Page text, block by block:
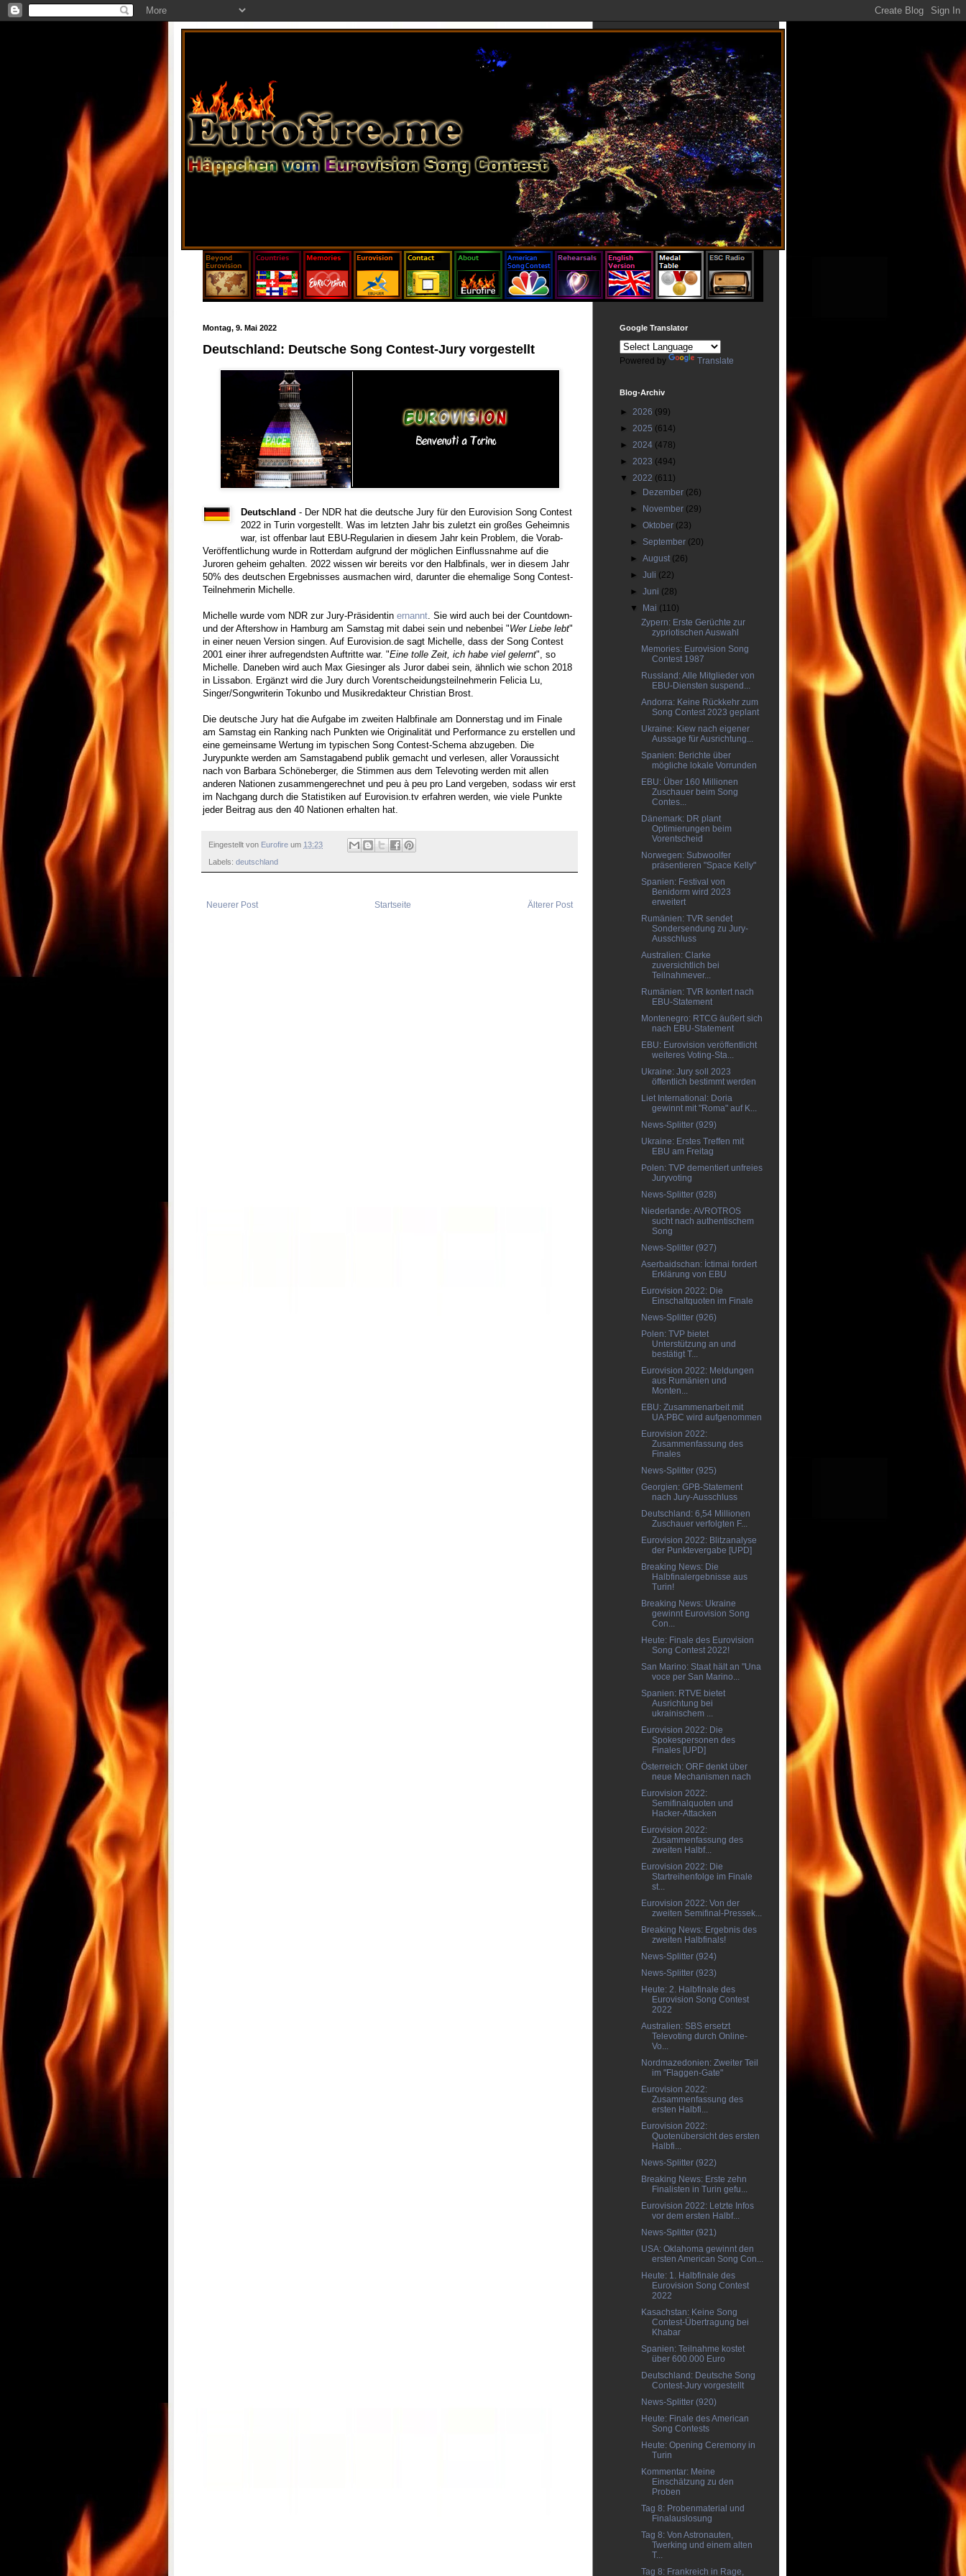
Montag, 9. Mai 2022
Deutschland: Deutsche Song Contest-Jury vorgestellt
Deutschland- Der NDR hat die deutsche Jury für den Eurovision Song Contest
2022 in Turin vorgestellt. Was im letzten Jahr bis zuletzt ein großes Geheimnis
war, ist offenbar laut EBU-Regularien in diesem Jahr kein Problem, die Vorab-
Veröffentlichung wurde in Rotterdam aufgrund der möglichen Einflussnahme auf die
Juroren geheim gehalten. 2022 wissen wir bereits vor den Halbfinals, wer in diesem Jahr
50% des deutschen Ergebnisses ausmachen wird, darunter die ehemalige Song Contest-
Teilnehmerin Michelle.
Michelle wurde vom NDR zur Jury-Präsidentin ernannt . Sie wird auch bei der Countdown-
und der Aftershow in Hamburg am Samstag mit dabei sein und nebenbei "Wer Liebe lebt"
in einer neuen Version singen. Auf Eurovision.de sagt Michelle, dass der Song Contest
2001 einer ihrer aufregendsten Auftritte war. "Eine tolle Zeit, ich habe viel gelernt", so
Michelle. Daneben wird auch Max Giesinger als Juror dabei sein, ähnlich wie schon 2018
in Lissabon. Ergänzt wird die Jury durch Vorentscheidungsteilnehmerin Felicia Lu,
Singer/Songwriterin Tokunbo und Musikredakteur Christian Brost.
Die deutsche Jury hat die Aufgabe im zweiten Halbfinale am Donnerstag und im Finale
am Samstag ein Ranking nach Punkten wie Originalität und Performance zu erstellen und
eine gemeinsame Wertung im typischen Song Contest-Schema abzugeben. Die
Jurypunkte werden am Samstagabend publik gemacht und verlesen, aller Voraussicht
nach von Barbara Schöneberger, die Stimmen aus dem Televoting werden mit allen
anderen Nationen zusammengerechnet und peu à peu pro Land vergeben, sodass wir erst
im Nachgang durch die Statistiken auf Eurovision.tv erfahren werden, wie viele Punkte
jeder Beitrag aus den 40 Nationen erhalten hat.
Eingestellt von Eurofire um 13:23
Labels: deutschland
Neuerer Post Älterer Post
Startseite
Google Translator
Powered by Translate
Blog-Archiv
► 2026 (99)
► 2025 (614)
► 2024 (478)
► 2023 (494)
▼ 2022 (611)
►
Dezember (26)
►
November (29)
►Oktober (23)
► September (20)
►August (26)
►Juli (22)
►Juni (28)
▼
Mai (110)
Zypern: Erste Gerüchte zur
zypriotischen Auswahl
Memories: Eurovision Song
Contest 1987
Russland: Alle Mitglieder von
EBU-Diensten suspend...
Andorra: Keine Rückkehr zum
Song Contest 2023 geplant
Ukraine: Kiew nach eigener
Aussage für Ausrichtung...
Spanien: Berichte über
mögliche lokale Vorrunden
EBU: Über 160 Millionen
Zuschauer beim Song
Contes...
Dänemark: DR plant
Optimierungen beim
Vorentscheid
Norwegen: Subwoolfer
präsentieren "Space Kelly"
Spanien: Festival von
Benidorm wird 2023
erweitert
Rumänien: TVR sendet
Sondersendung zu Jury-
Ausschluss
Australien: Clarke
zuversichtlich bei
Teilnahmever...
Rumänien: TVR kontert nach
EBU-Statement
Montenegro: RTCG äußert sich
nach EBU-Statement
EBU: Eurovision veröffentlicht
weiteres Voting-Sta...
Ukraine: Jury soll 2023
öffentlich bestimmt werden
Liet International: Doria
gewinnt mit "Roma" auf K...
News-Splitter (929)
Ukraine: Erstes Treffen mit
EBU am Freitag
Polen: TVP dementiert unfreies
Juryvoting
News-Splitter (928)
Niederlande: AVROTROS
sucht nach authentischem
Song
News-Splitter (927)
Aserbaidschan: İctimai fordert
Erklärung von EBU
Eurovision 2022: Die
Einschaltquoten im Finale
News-Splitter (926)
Polen: TVP bietet
Unterstützung an und
bestätigt T...
Eurovision 2022: Meldungen
aus Rumänien und
Monten...
EBU: Zusammenarbeit mit
UA:PBC wird aufgenommen
Eurovision 2022:
Zusammenfassung des
Finales
News-Splitter (925)
Georgien: GPB-Statement
nach Jury-Ausschluss
Deutschland: 6,54 Millionen
Zuschauer verfolgten F...
Eurovision 2022: Blitzanalyse
der Punktevergabe [UPD]
Breaking News: Die
Halbfinalergebnisse aus
Turin!
Breaking News: Ukraine
gewinnt Eurovision Song
Con...
Heute: Finale des Eurovision
Song Contest 2022!
San Marino: Staat hält an "Una
voce per San Marino...
Spanien: RTVE bietet
Ausrichtung bei
ukrainischem ...
Eurovision 2022: Die
Spokespersonen des
Finales [UPD]
Österreich: ORF denkt über
neue Mechanismen nach
Eurovision 2022:
Semifinalquoten und
Hacker-Attacken
Eurovision 2022:
Zusammenfassung des
zweiten Halbf...
Eurovision 2022: Die
Startreihenfolge im Finale
st...
Eurovision 2022: Von der
zweiten Semifinal-Pressek...
Breaking News: Ergebnis des
zweiten Halbfinals!
News-Splitter (924)
News-Splitter (923)
Heute: 2. Halbfinale des
Eurovision Song Contest
2022
Australien: SBS ersetzt
Televoting durch Online-
Vo...
Nordmazedonien: Zweiter Teil
im "Flaggen-Gate"
Eurovision 2022:
Zusammenfassung des
ersten Halbfi...
Eurovision 2022:
Quotenübersicht des ersten
Halbfi...
News-Splitter (922)
Breaking News: Erste zehn
Finalisten in Turin gefu...
Eurovision 2022: Letzte Infos
vor dem ersten Halbf...
News-Splitter (921)
USA: Oklahoma gewinnt den
ersten American Song Con...
Heute: 1. Halbfinale des
Eurovision Song Contest
2022
Kasachstan: Keine Song
Contest-Übertragung bei
Khabar
Spanien: Teilnahme kostet
über 600.000 Euro
Deutschland: Deutsche Song
Contest-Jury vorgestellt
News-Splitter (920)
Heute: Finale des American
Song Contests
Heute: Opening Ceremony in
Turin
Kommentar: Meine
Einschätzung zu den
Proben
Tag 8: Probenmaterial und
Finalauslosung
Tag 8: Von Astronauten,
Twerking und einem alten
T...
Tag 8: Frankreich in Rage,